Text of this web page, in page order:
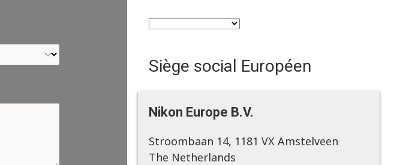
Siège social Européen
Nikon Europe B.V.
Stroombaan 14, 1181 VX Amstelveen
The Netherlands